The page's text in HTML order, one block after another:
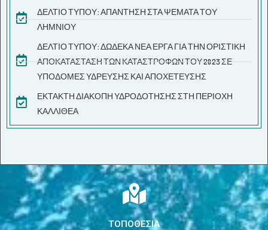
ΔΕΛΤΙΟ ΤΥΠΟΥ: ΑΠΑΝΤΗΣΗ ΣΤΑ ΨΕΜΑΤΑ ΤΟΥ
ΛΗΜΝΙΟΥ
ΔΕΛΤΙΟ ΤΥΠΟΥ: ΔΩΔΕΚΑ ΝΕΑ ΕΡΓΑ ΓΙΑ ΤΗΝ ΟΡΙΣΤΙΚΗ
ΑΠΟΚΑΤΑΣΤΑΣΗ ΤΩΝ ΚΑΤΑΣΤΡΟΦΩΝ ΤΟΥ 2023 ΣΕ
ΥΠΟΔΟΜΕΣ ΥΔΡΕΥΣΗΣ ΚΑΙ ΑΠΟΧΕΤΕΥΣΗΣ
ΕΚΤΑΚΤΗ ΔΙΑΚΟΠΗ ΥΔΡΟΔΟΤΗΣΗΣ ΣΤΗ ΠΕΡΙΟΧΗ
ΚΑΛΛΙΘΕΑ
ΤΟΠΟΘΕΣΙΑ